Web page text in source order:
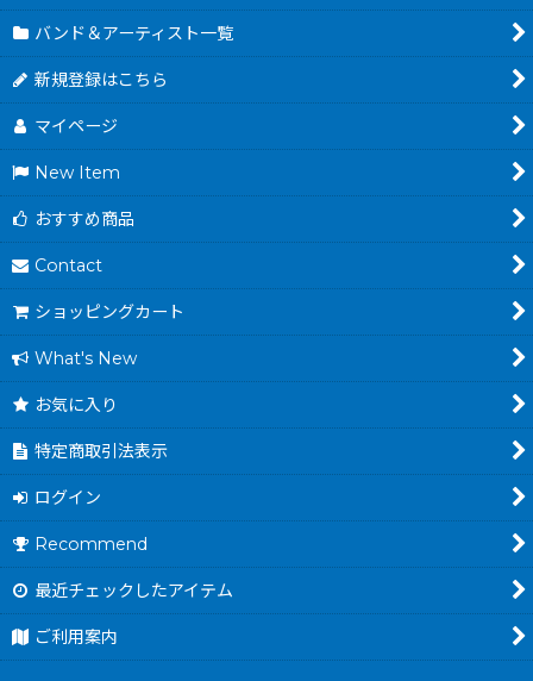
バンド＆アーティスト一覧
新規登録はこちら
マイページ
New Item
おすすめ商品
Contact
ショッピングカート
What's New
お気に入り
特定商取引法表示
ログイン
Recommend
最近チェックしたアイテム
ご利用案内